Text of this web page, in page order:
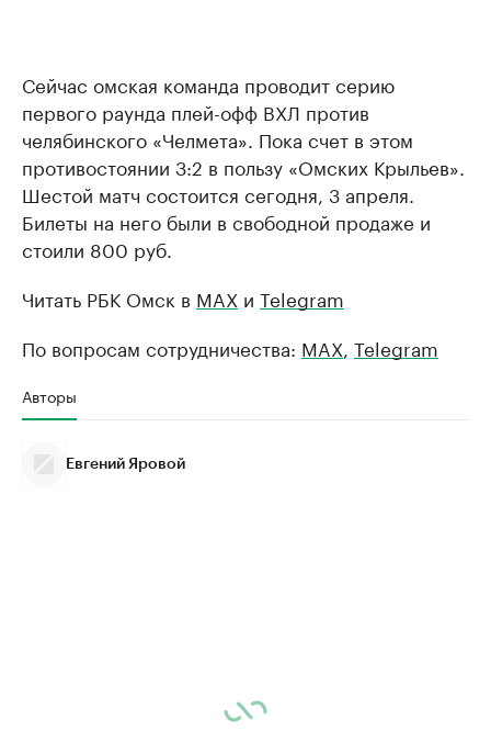
Сейчас омская команда проводит серию
первого раунда плей-офф ВХЛ против
челябинского «Челмета». Пока счет в этом
противостоянии 3:2 в пользу «Омских Крыльев».
Шестой матч состоится сегодня, 3 апреля.
Билеты на него были в свободной продаже и
стоили 800 руб.
Читать РБК Омск в MAX и Telegram
По вопросам сотрудничества: MAX, Telegram
Авторы
Евгений Яровой